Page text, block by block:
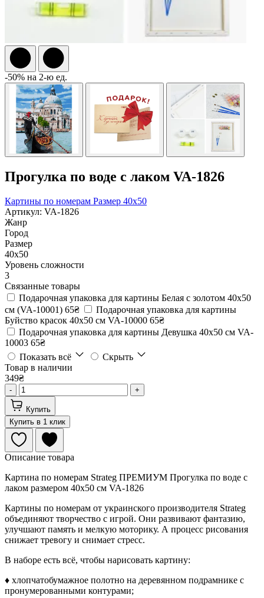
-50% на 2-ю ед.
Прогулка по воде с лаком VA-1826
Картины по номерам Размер 40x50
Артикул: VA-1826
Жанр
Город
Размер
40х50
Уровень сложности
3
Связанные товары
Подарочная упаковка для картины Белая с золотом 40х50
см (VA-10001) 65₴
Подарочная упаковка для картины
Буйство красок 40х50 см VA-10000 65₴
Подарочная упаковка для картины Девушка 40х50 см VA-
10003 65₴
Показать всё
Скрыть
Товар в наличии
349₴
- +
Купить
Купить в 1 клик
Описание товара
Картина по номерам Strateg ПРЕМИУМ Прогулка по воде с
лаком размером 40х50 см VA-1826
Картины по номерам от украинского производителя Strateg
объединяют творчество с игрой. Они развивают фантазию,
улучшают память и мелкую моторику. А процесс рисования
снижает тревогу и снимает стресс.
В наборе есть всё, чтобы нарисовать картину:
♦ хлопчатобумажное полотно на деревянном подрамнике с
пронумерованными контурами;